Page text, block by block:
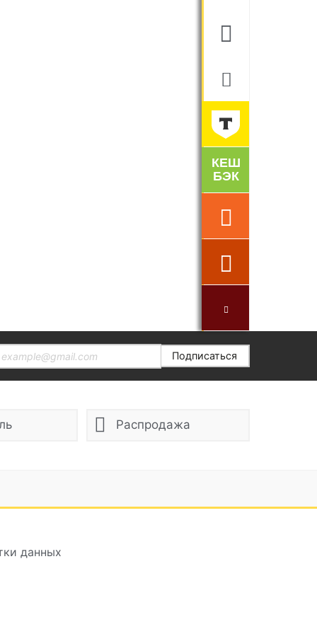
Подписаться
Распродажа
данных